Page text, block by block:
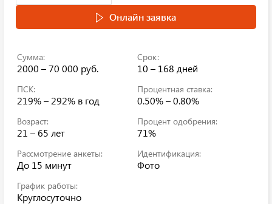
Онлайн заявка
Сумма:
2000 – 70 000 руб.
Срок:
10 – 168 дней
ПСК:
219% – 292% в год
Процентная ставка:
0.50% – 0.80%
Возраст:
21 – 65 лет
Процент одобрения:
71%
Рассмотрение анкеты:
До 15 минут
Идентификация:
Фото
График работы:
Круглосуточно